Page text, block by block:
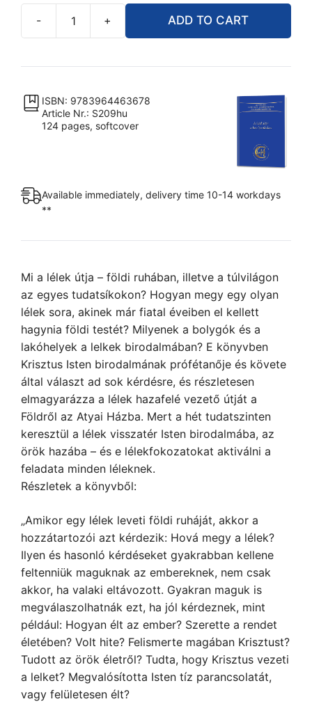
-
útja
beteljesüléshez
quantity
+ ADD TO CART
ISBN: 9783964463678
Article Nr.: S209hu
124 pages, softcover
Available immediately, delivery time 10-14 workdays
**
Mi a lélek útja – földi ruhában, illetve a túlvilágon
az egyes tudatsíkokon? Hogyan megy egy olyan
lélek sora, akinek már fiatal éveiben el kellett
hagynia földi testét? Milyenek a bolygók és a
lakóhelyek a lelkek birodalmában? E könyvben
Krisztus Isten birodalmának prófétanője és követe
által választ ad sok kérdésre, és részletesen
elmagyarázza a lélek hazafelé vezető útját a
Földről az Atyai Házba. Mert a hét tudatszinten
keresztül a lélek visszatér Isten birodalmába, az
örök hazába – és e lélekfokozatokat aktiválni a
feladata minden léleknek.
Részletek a könyvből:
„Amikor egy lélek leveti földi ruháját, akkor a
hozzátartozói azt kérdezik: Hová megy a lélek?
Ilyen és hasonló kérdéseket gyakrabban kellene
feltenniük maguknak az embereknek, nem csak
akkor, ha valaki eltávozott. Gyakran maguk is
megválaszolhatnák ezt, ha jól kérdeznek, mint
például: Hogyan élt az ember? Szerette a rendet
életében? Volt hite? Felismerte magában Krisztust?
Tudott az örök életről? Tudta, hogy Krisztus vezeti
a lelket? Megvalósította Isten tíz parancsolatát,
vagy felületesen élt?